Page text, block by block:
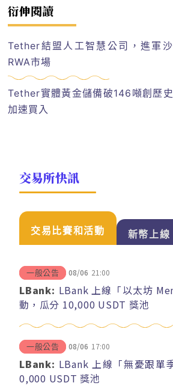
衍伸閱讀
Tether結盟人工智慧公司，進軍
RWA市場
Tether實體黃金儲備破146噸創歷
加速買入
交易所快訊
交易比賽和活動 新幣上線
一般公告 08/06 21:00
LBank: LBank 上線「以太坊
動，瓜分 10,000 USDT 獎池
一般公告 08/06 17:00
LBank: LBank 上線「無憂跟單
0,000 USDT 獎池